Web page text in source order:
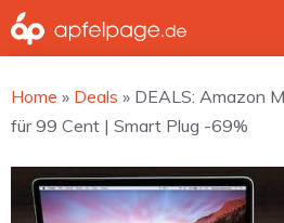
Zum
Inhalt
Home » Deals » DEALS: Amazon
für 99 Cent | Smart Plug -69%